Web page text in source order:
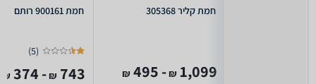
חמת קליר 305368
1,099
₪
- 495
₪
חמת 900161 רותם
(
5
)
743
₪
- 374
₪